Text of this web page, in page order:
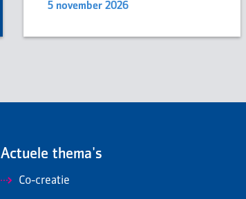
5 november 2026
Actuele thema's
Co-creatie